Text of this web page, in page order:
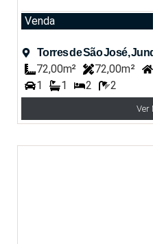
Venda
Torres de São José,
72,00m² 72,00m²
1
1 2 2
Ver